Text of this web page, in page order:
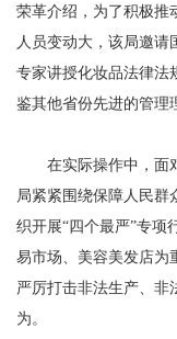
荣革介绍，为了积极推
人员变动大，该局邀请
专家讲授化妆品法律法
鉴其他省份先进的管理
在实际操作中，面对
局紧紧围绕保障人民群
织开展“四个最严”专项
易市场、美容美发店为
严厉打击非法生产、非
为。